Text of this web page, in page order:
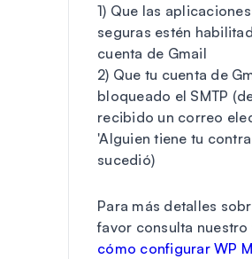
1) Que las
seguras estén
cuenta de Gmail
2) Que tu cuenta de
bloqueado el SMTP
recibido un correo
'Alguien tiene tu
sucedió)
Para más detalles
favor consulta
cómo configurar WP